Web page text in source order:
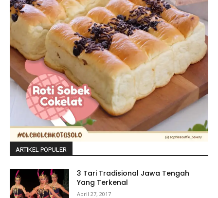
ARTIKEL POPULER
3 Tari Tradisional Jawa Tengah
Yang Terkenal
April 27, 2017